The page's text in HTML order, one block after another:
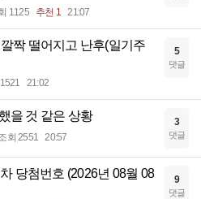
1125 추천 1 21:07
짝 떨어지고 난후(일기주
21:02
5
댓글
을 것 같은 상황
회 2551 20:57
3
댓글
당첨번호 (2026년 08월 08
9
댓글